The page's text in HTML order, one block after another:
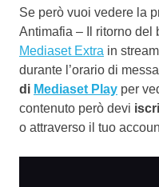
Se però vuoi vedere la
Antimafia – Il ritorno del
Mediaset Extra in
durante l’orario di
di Mediaset Play per
contenuto però devi
o attraverso il tuo